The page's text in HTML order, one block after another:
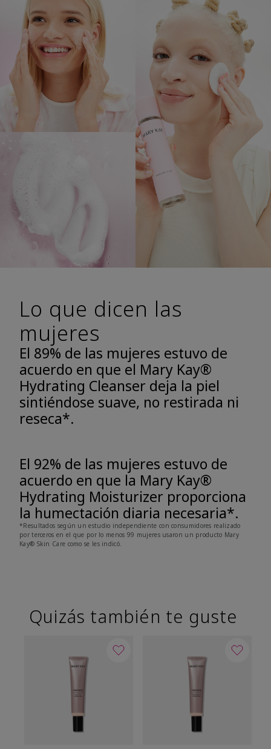
Lo que dicen las
mujeres
El 89% de las mujeres estuvo de
acuerdo en que el Mary Kay®
Hydrating Cleanser deja la piel
sintiéndose suave, no restirada ni
reseca*.
El 92% de las mujeres estuvo de
acuerdo en que la Mary Kay®
Hydrating Moisturizer proporciona
la humectación diaria necesaria*.
*Resultados según un estudio independiente con consumidores realizado
por terceros en el que por lo menos 99 mujeres usaron un producto Mary
Kay® Skin Care como se les indicó.
Quizás también te guste